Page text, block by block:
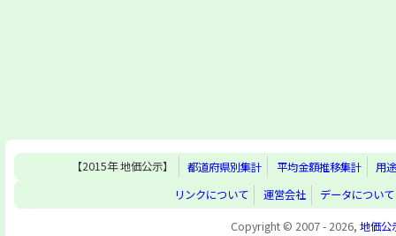
【2015年 地価公示】 都道府県別集計 平均金額推移集計
用
リンクについて
運営会社
データについて
Copyright © 2007 - 2026, 地価公